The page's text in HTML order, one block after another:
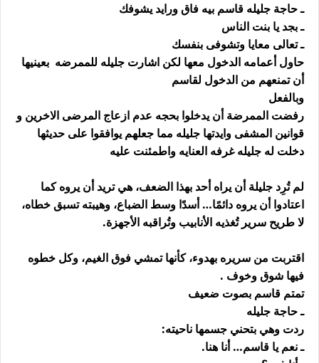
ـ حاجة جليله قاسم بيه فاق ورايد يشوفك
ـ بجد يا بنت الناس
ـ تعالى معايا وتشوفى بنفسك
حاول أعمامه الدخول معها لكن اشارت جليله للممرضه بعينيها
أن تمنعهم من الدخول لقاسم
وبالفعل
رفضت الممرضة أن يدخلوا بحجه عدم ازعاج المرضى الاخرين و
قوانين المشفى وايدتها جليله مما جعلهم يوافقوا على حديثها
دخلت له جليله غرفه العنايه واطمئنت عليه
لم تُرِد جليلة أن يراه أحد بهذا الضعف، هي تريد أن يروه كما
اعتادوا أن يروه دائمًا… أسدًا وسط الضباع، وهيبته تسبق خطاه،
لا طريح سرير تُغذيه الأنابيب وتُراقبه الأجهزة.
اقتربت من سريره بهدوء، كأنها تمشي فوق الغيم، وكل خطوه
فيها شوق وخوف .
تمتم قاسم بصوت ضعيف
ـ حاجة جليله
ردت وهي بتحني جسمها ناحيته:
ـ نعم يا قاسم… أنا هنا.